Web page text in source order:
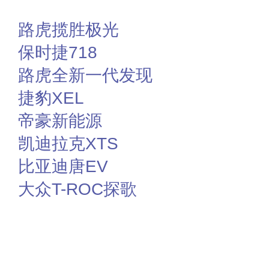
路虎揽胜极光
保时捷718
路虎全新一代发现
捷豹XEL
帝豪新能源
凯迪拉克XTS
比亚迪唐EV
大众T-ROC探歌